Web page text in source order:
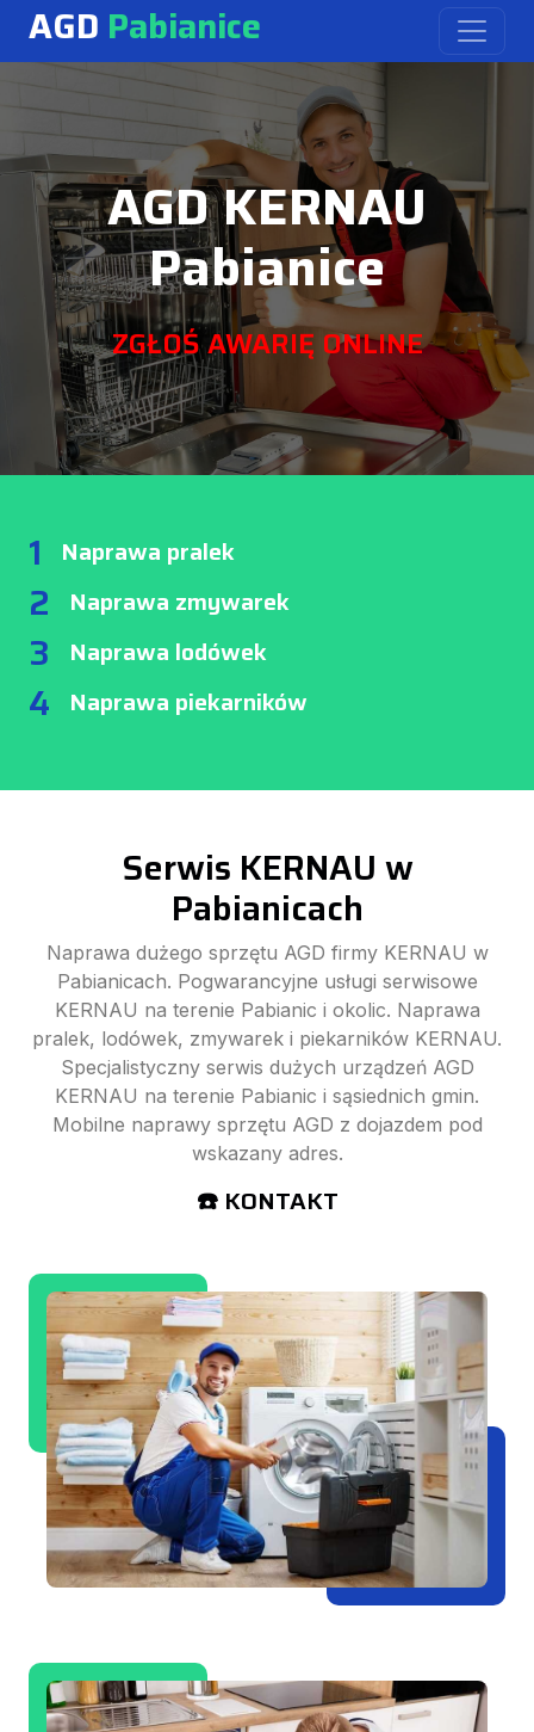
AGD Pabianice
AGD KERNAU
Pabianice
ZGŁOŚ AWARIĘ ONLINE
1 Naprawa pralek
2 Naprawa zmywarek
3 Naprawa lodówek
4 Naprawa piekarników
Serwis KERNAU w
Pabianicach
Naprawa dużego sprzętu AGD firmy KERNAU w
Pabianicach. Pogwarancyjne usługi serwisowe
KERNAU na terenie Pabianic i okolic. Naprawa
pralek, lodówek, zmywarek i piekarników KERNAU.
Specjalistyczny serwis dużych urządzeń AGD
KERNAU na terenie Pabianic i sąsiednich gmin.
Mobilne naprawy sprzętu AGD z dojazdem pod
wskazany adres.
☎️ KONTAKT